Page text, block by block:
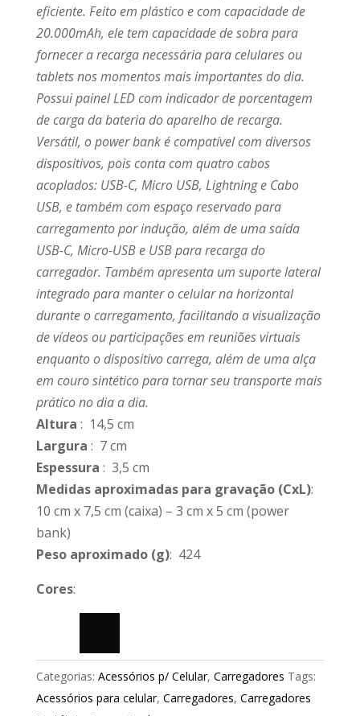
eficiente. Feito em plástico e com capacidade de
20.000mAh, ele tem capacidade de sobra para
fornecer a recarga necessária para celulares ou
tablets nos momentos mais importantes do dia.
Possui painel LED com indicador de porcentagem
de carga da bateria do aparelho de recarga.
Versátil, o power bank é compatível com diversos
dispositivos, pois conta com quatro cabos
acoplados: USB-C, Micro USB, Lightning e Cabo
USB, e também com espaço reservado para
carregamento por indução, além de uma saída
USB-C, Micro-USB e USB para recarga do
carregador. Também apresenta um suporte lateral
integrado para manter o celular na horizontal
durante o carregamento, facilitando a visualização
de vídeos ou participações em reuniões virtuais
enquanto o dispositivo carrega, além de uma alça
em couro sintético para tornar seu transporte mais
prático no dia a dia.
Altura : 14,5 cm
Largura : 7 cm
Espessura : 3,5 cm
Medidas aproximadas para gravação(CxL):
10 cm x 7,5 cm (caixa) – 3 cm x 5 cm (power
bank)
Peso aproximado(g): 424
Cores:
Categorias: Acessórios p/ Celular, Carregadores Tags:
Acessórios para celular, Carregadores, Carregadores